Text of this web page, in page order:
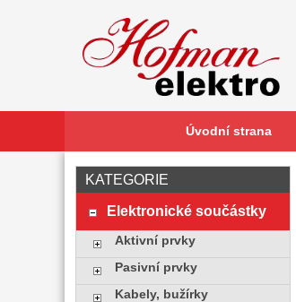
Úvodní strana
KATEGORIE
Elektronické součástky
Aktivní prvky
Pasivní prvky
Kabely, bužírky